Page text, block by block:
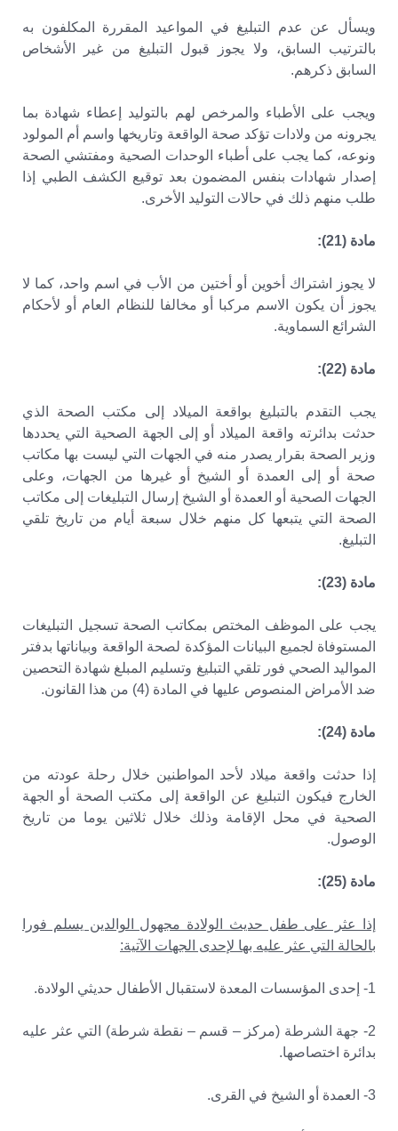
ويسأل عن عدم التبليغ في المواعيد المقررة المكلفون به
بالترتيب السابق، ولا يجوز قبول التبليغ من غير الأشخاص
السابق ذكرهم.
ويجب على الأطباء والمرخص لهم بالتوليد إعطاء شهادة بما
يجرونه من ولادات تؤكد صحة الواقعة وتاريخها واسم أم المولود
ونوعه، كما يجب على أطباء الوحدات الصحية ومفتشي الصحة
إصدار شهادات بنفس المضمون بعد توقيع الكشف الطبي إذا
طلب منهم ذلك في حالات التوليد الأخرى.
مادة (21):
لا يجوز اشتراك أخوين أو أختين من الأب في اسم واحد، كما لا
يجوز أن يكون الاسم مركبا أو مخالفا للنظام العام أو لأحكام
الشرائع السماوية.
مادة (22):
يجب التقدم بالتبليغ بواقعة الميلاد إلى مكتب الصحة الذي
حدثت بدائرته واقعة الميلاد أو إلى الجهة الصحية التي يحددها
وزير الصحة بقرار يصدر منه في الجهات التي ليست بها مكاتب
صحة أو إلى العمدة أو الشيخ أو غيرها من الجهات، وعلى
الجهات الصحية أو العمدة أو الشيخ إرسال التبليغات إلى مكاتب
الصحة التي يتبعها كل منهم خلال سبعة أيام من تاريخ تلقي
التبليغ.
مادة (23):
يجب على الموظف المختص بمكاتب الصحة تسجيل التبليغات
المستوفاة لجميع البيانات المؤكدة لصحة الواقعة وبياناتها بدفتر
المواليد الصحي فور تلقي التبليغ وتسليم المبلغ شهادة التحصين
ضد الأمراض المنصوص عليها في المادة (4) من هذا القانون.
مادة (24):
إذا حدثت واقعة ميلاد لأحد المواطنين خلال رحلة عودته من
الخارج فيكون التبليغ عن الواقعة إلى مكتب الصحة أو الجهة
الصحية في محل الإقامة وذلك خلال ثلاثين يوما من تاريخ
الوصول.
مادة (25):
إذا عثر على طفل حديث الولادة مجهول الوالدين يسلم فورا
بالحالة التي عثر عليه بها لإحدى الجهات الآتية:
1- إحدى المؤسسات المعدة لاستقبال الأطفال حديثي الولادة.
2- جهة الشرطة (مركز – قسم – نقطة شرطة) التي عثر عليه
بدائرة اختصاصها.
3- العمدة أو الشيخ في القرى.